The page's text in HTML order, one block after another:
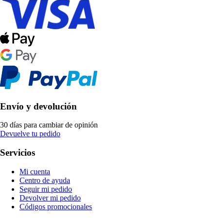
Envío y devolución
30 días para cambiar de opinión
Devuelve tu pedido
Servicios
Mi cuenta
Centro de ayuda
Seguir mi pedido
Devolver mi pedido
Códigos promocionales